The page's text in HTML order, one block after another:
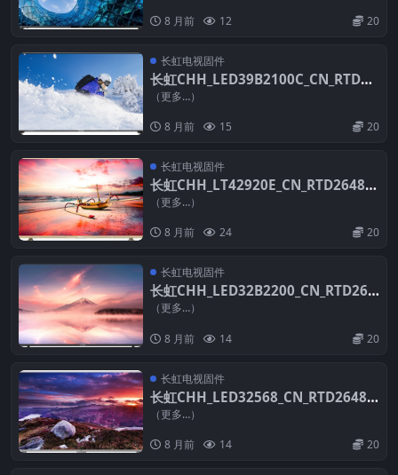
8 月前 12 20
长虹电视固件
长虹CHH_LED39B2100C_CN_RTD26
48_PCB5635-C_TPT390J1_L01_DLE
（更多…）
8 月前 15 20
长虹电视固件
长虹CHH_LT42920E_CN_RTD2648_P
CB5635-C_TPT420H2_HVN01_V2.19
（更多…）
8 月前 24 20
长虹电视固件
长虹CHH_LED32B2200_CN_RTD264
8_PCB5635-C_TPT315B5_A042_DLE
（更多…）
8 月前 14 20
长虹电视固件
长虹CHH_LED32568_CN_RTD2648S
A_PCB6172_LCB315WX_226AC4_ES
固件
（更多…）
8 月前 14 20